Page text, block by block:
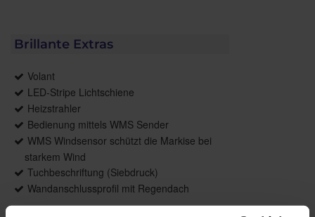
Brillante Extras
Volant
LED-Stripe Lichtschiene
Heizstrahler
Bedienung mittels WMS Sender
WMS Windsensor schützt die Markise bei
starkem Wind
Tuchbeschriftung (Siebdruck)
Wandanschlussprofil mit Regendach